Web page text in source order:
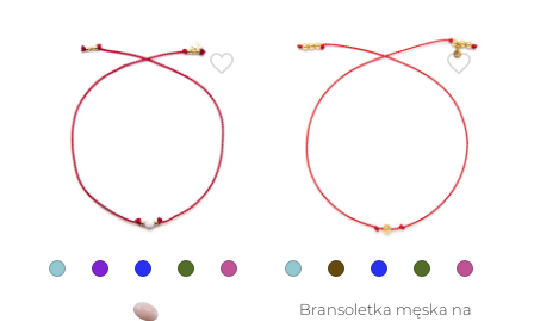
ma
wiele
wariantów.
stronie
produktu
ma
wiele
wariantów.
stronie
produktu
Bransoletka męska na